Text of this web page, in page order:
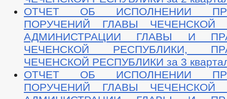
ОТЧЕТ ОБ ИСПОЛНЕНИИ
ПОРУЧЕНИЙ ГЛАВЫ ЧЕЧЕНСКОЙ
АДМИНИСТРАЦИИ ГЛАВЫ И
ЧЕЧЕНСКОЙ РЕСПУБЛИКИ,
ЧЕЧЕНСКОЙ РЕСПУБЛИКИ за 3
ОТЧЕТ ОБ ИСПОЛНЕНИИ
ПОРУЧЕНИЙ ГЛАВЫ ЧЕЧЕНСКОЙ